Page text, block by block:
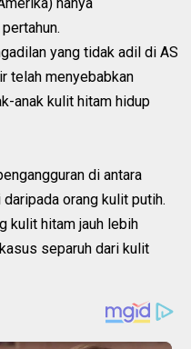
yang tidak adil di AS
telah menyebabkan
anak kulit hitam hidup
di antara
orang kulit putih.
kulit hitam jauh lebih
separuh dari kulit